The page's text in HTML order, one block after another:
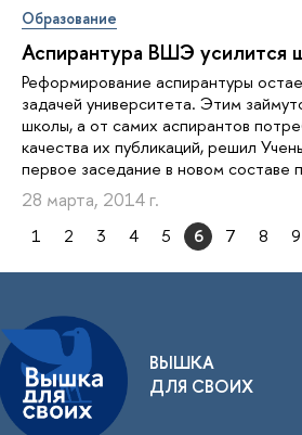
Образование
Аспирантура ВШЭ усилится
Реформирование аспирантуры
задачей университета. Этим
школы, а от самих аспирантов
качества их публикаций, решил
первое заседание в новом составе
28 марта, 2014 г.
1 2 3 4 5 6 7 8 9
ВЫШКА
ДЛЯ СВОИХ